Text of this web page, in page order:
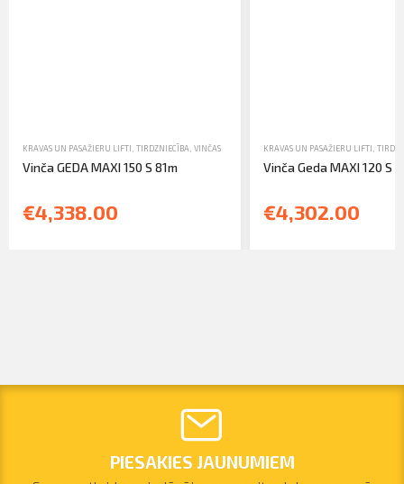
KRAVAS UN PASAŽIERU LIFTI TIRDZNIECĪBA VINČAS
Vinča GEDA MAXI 150 S 81m
€4,338.00
KRAVAS UN PASAŽIERU LIFTI
Vinča Geda MAXI 120 S
€4,302.00
PIESAKIES JAUNUMIEM